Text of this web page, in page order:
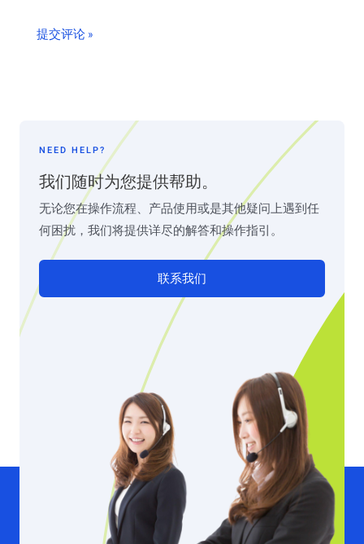
NEED HELP?
我们随时为您提供帮助。
无论您在操作流程、产品使用或是其他疑问上遇到任
何困扰，我们将提供详尽的解答和操作指引。
联系我们